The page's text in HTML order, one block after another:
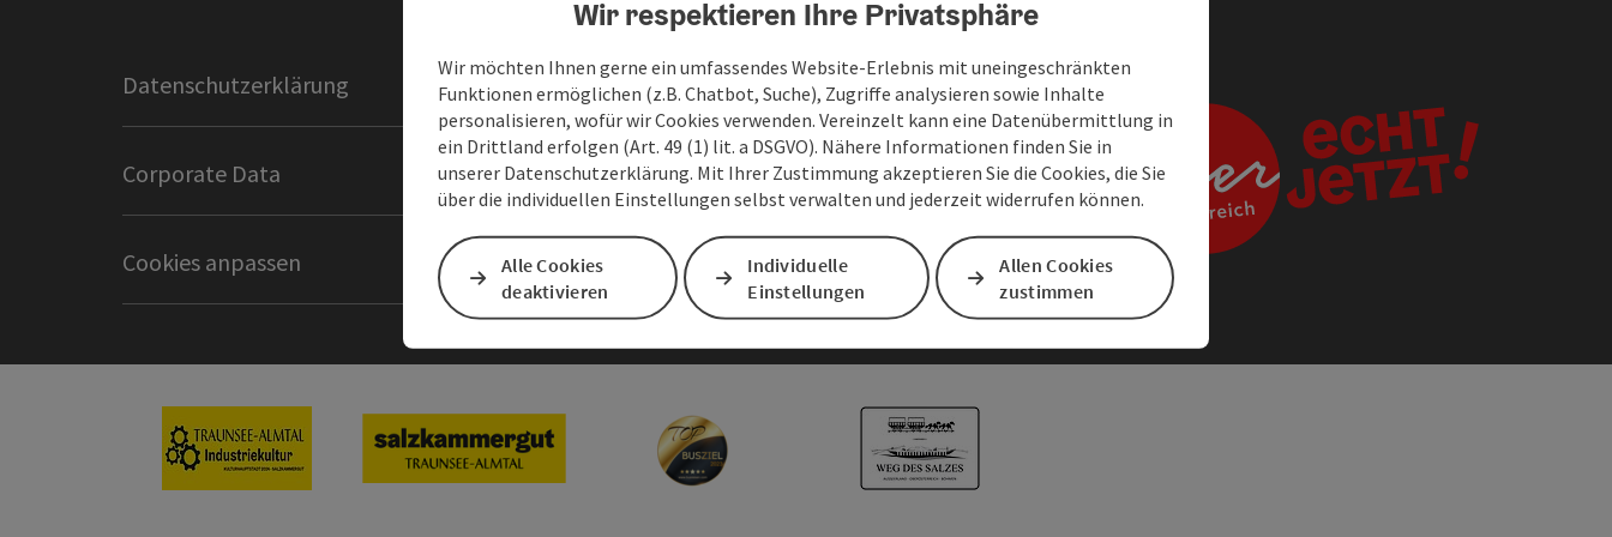
Datenschutzerklärung Impressum Barrierefreiheitserklärung
Corporate Data Intranet AGBs
Cookies anpassen
Wir respektieren Ihre Privatsphäre
Wir möchten Ihnen gerne ein umfassendes Website-Erlebnis mit uneingeschränkten
Funktionen ermöglichen (z.B. Chatbot, Suche), Zugriffe analysieren sowie Inhalte
personalisieren, wofür wir Cookies verwenden. Vereinzelt kann eine Datenübermittlung in
ein Drittland erfolgen (Art. 49 (1) lit. a DSGVO). Nähere Informationen finden Sie in
unserer Datenschutzerklärung. Mit Ihrer Zustimmung akzeptieren Sie die Cookies, die Sie
über die individuellen Einstellungen selbst verwalten und jederzeit widerrufen können.
Alle Cookies
deaktivieren
Individuelle
Einstellungen
Allen Cookies
zustimmen